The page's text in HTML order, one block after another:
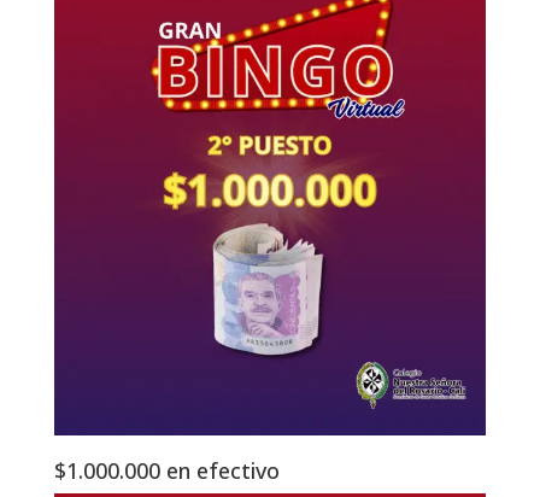
$1.000.000 en efectivo